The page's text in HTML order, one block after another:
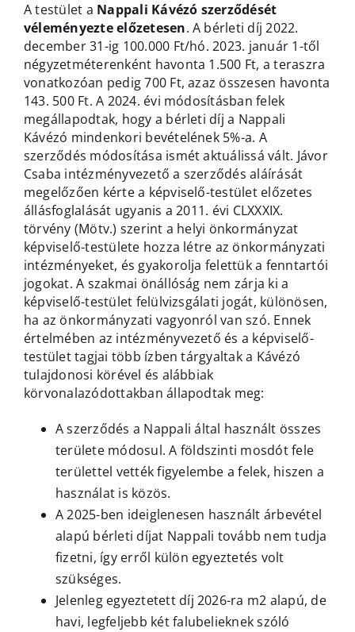
A testület a Nappali Kávézó szerződését
véleményezte előzetesen. A bérleti díj 2022.
december 31-ig 100.000 Ft/hó. 2023. január 1-től
négyzetméterenként havonta 1.500 Ft, a teraszra
vonatkozóan pedig 700 Ft, azaz összesen havonta
143. 500 Ft. A 2024. évi módosításban felek
megállapodtak, hogy a bérleti díj a Nappali
Kávézó mindenkori bevételének 5%-a. A
szerződés módosítása ismét aktuálissá vált. Jávor
Csaba intézményvezető a szerződés aláírását
megelőzően kérte a képviselő-testület előzetes
állásfoglalását ugyanis a 2011. évi CLXXXIX.
törvény (Mötv.) szerint a helyi önkormányzat
képviselő-testülete hozza létre az önkormányzati
intézményeket, és gyakorolja felettük a fenntartói
jogokat. A szakmai önállóság nem zárja ki a
képviselő-testület felülvizsgálati jogát, különösen,
ha az önkormányzati vagyonról van szó. Ennek
értelmében az intézményvezető és a képviselő-
testület tagjai több ízben tárgyaltak a Kávézó
tulajdonosi körével és alábbiak
körvonalazódottakban állapodtak meg:
A szerződés a Nappali által használt összes
területe módosul. A földszinti mosdót fele
területtel vették figyelembe a felek, hiszen a
használat is közös.
A 2025-ben ideiglenesen használt árbevétel
alapú bérleti díjat Nappali tovább nem tudja
fizetni, így erről külön egyeztetés volt
szükséges.
Jelenleg egyeztetett díj 2026-ra m2 alapú, de
havi, legfeljebb két falubelieknek szóló